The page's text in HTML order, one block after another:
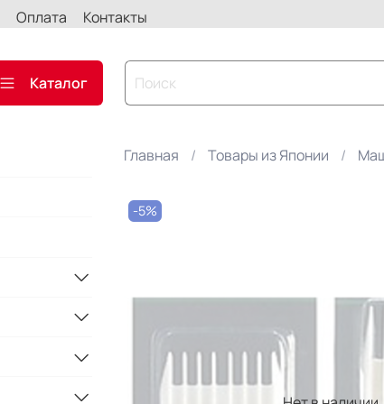
Оплата Контакты
Каталог
Главная Товары из Японии
-5%